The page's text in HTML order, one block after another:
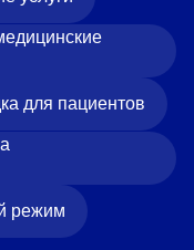
для пациентов
режим